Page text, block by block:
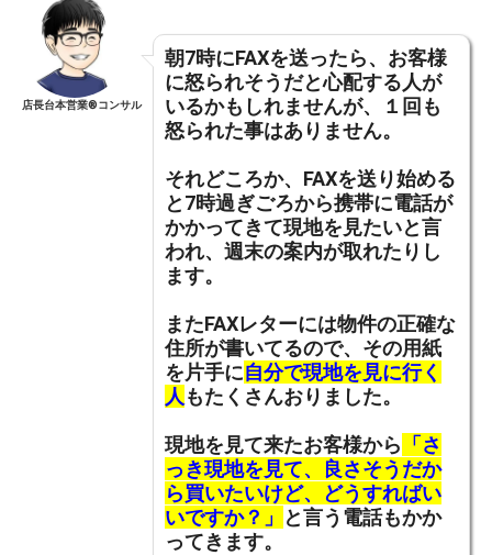
店長台本営業®︎コンサル
朝7時にFAXを送ったら、お客様
に怒られそうだと心配する人が
いるかもしれませんが、１回も
怒られた事はありません。
それどころか、FAXを送り始める
と7時過ぎごろから携帯に電話が
かかってきて現地を見たいと言
われ、週末の案内が取れたりし
ます。
またFAXレターには物件の正確な
住所が書いてるので、その用紙
を片手に自分で現地を見に行く
人もたくさんおりました。
現地を見て来たお客様から 「さ
っき現地を見て、良さそうだか
ら買いたいけど、どうすればい
いですか？」
と言う電話もかか
ってきます。